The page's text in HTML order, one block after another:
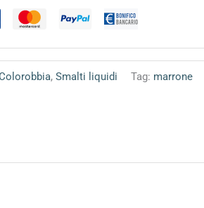
,Smalti liquidi Tag: marrone